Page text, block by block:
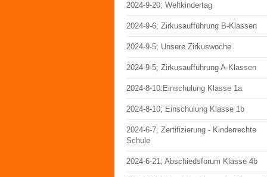
2024-9-20; Weltkindertag
2024-9-6; Zirkusaufführung B-Klassen
2024-9-5; Unsere Zirkuswoche
2024-9-5; Zirkusaufführung A-Klassen
2024-8-10:Einschulung Klasse 1a
2024-8-10; Einschulung Klasse 1b
2024-6-7; Zertifizierung - Kinderrechte
Schule
2024-6-21; Abschiedsforum Klasse 4b